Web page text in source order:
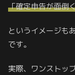
「確定申告が面倒
というイメージも
です。
実際、ワンストッ